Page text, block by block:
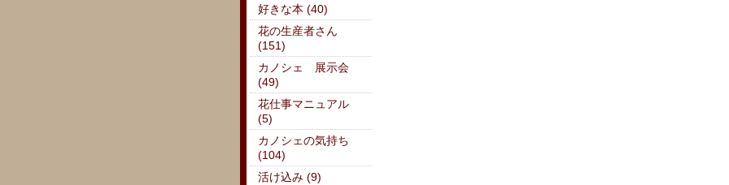
好きな本 (40)
花の生産者さん
(151)
カノシェ 展示会
(49)
花仕事マニュアル
(5)
カノシェの気持ち
(104)
活け込み (9)